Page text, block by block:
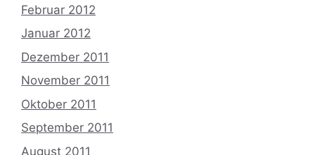
Februar 2012
Januar 2012
Dezember 2011
November 2011
Oktober 2011
September 2011
August 2011